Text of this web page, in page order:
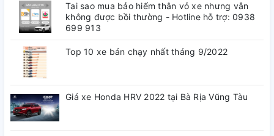
Tai sao mua bảo hiểm thân vỏ xe nhưng vẫn
không được bồi thường - Hotline hỗ trợ: 0938
699 913
Top 10 xe bán chạy nhất tháng 9/2022
Giá xe Honda HRV 2022 tại Bà Rịa Vũng Tàu